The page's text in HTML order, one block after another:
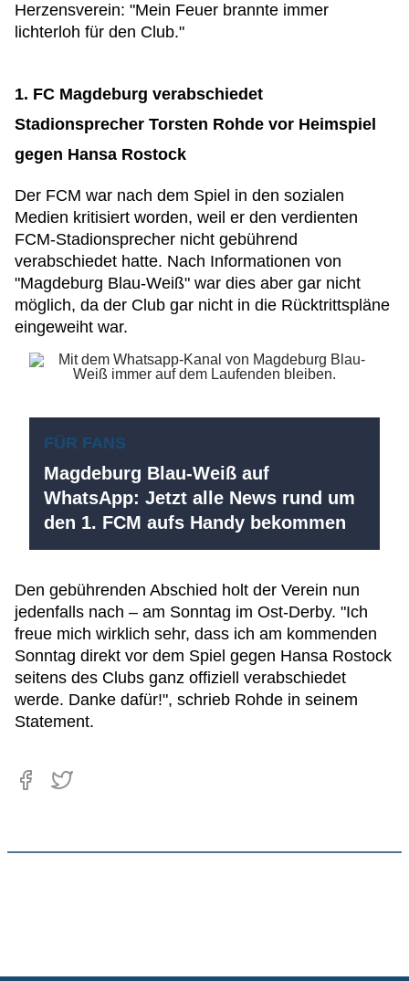
Herzensverein: "Mein Feuer brannte immer
lichterloh für den Club."
1. FC Magdeburg verabschiedet
Stadionsprecher Torsten Rohde vor Heimspiel
gegen Hansa Rostock
Der FCM war nach dem Spiel in den sozialen
Medien kritisiert worden, weil er den verdienten
FCM-Stadionsprecher nicht gebührend
verabschiedet hatte. Nach Informationen von
"Magdeburg Blau-Weiß" war dies aber gar nicht
möglich, da der Club gar nicht in die Rücktrittspläne
eingeweiht war.
FÜR FANS
Magdeburg Blau-Weiß auf
WhatsApp: Jetzt alle News rund um
den 1. FCM aufs Handy bekommen
Den gebührenden Abschied holt der Verein nun
jedenfalls nach – am Sonntag im Ost-Derby. "Ich
freue mich wirklich sehr, dass ich am kommenden
Sonntag direkt vor dem Spiel gegen Hansa Rostock
seitens des Clubs ganz offiziell verabschiedet
werde. Danke dafür!", schrieb Rohde in seinem
Statement.